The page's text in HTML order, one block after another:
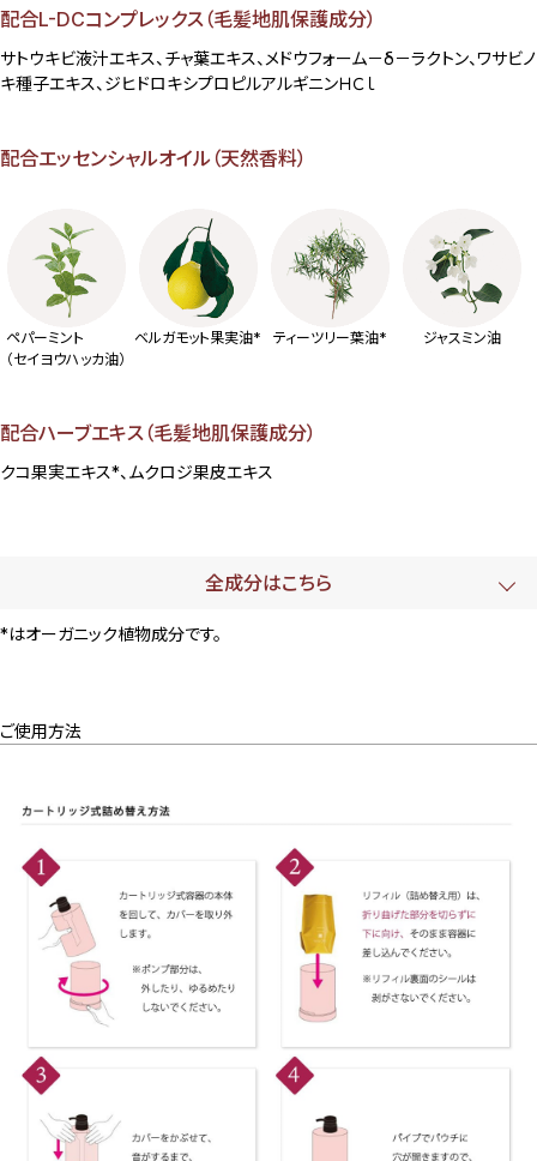
配合L-DCコンプレックス（毛髪地肌保護成分）
サトウキビ液汁エキス、チャ葉エキス、メドウフォーム－δ－ラクトン、ワサビノ
キ種子エキス、ジヒドロキシプロピルアルギニンＨＣｌ
配合エッセンシャルオイル（天然香料）
ペパーミント
（セイヨウハッカ油）
ベルガモット果実油* ティーツリー葉油* ジャスミン油
配合ハーブエキス（毛髪地肌保護成分）
クコ果実エキス*、ムクロジ果皮エキス
全成分はこちら
*はオーガニック植物成分です。
ご使用方法